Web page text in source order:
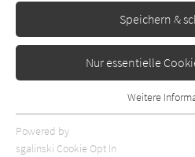
Speichern &
Nur essentielle
Essentielle Cookies werden für
Webseite benötigt. Dadurch ist
Weitere
Powered by
sgalinski Cookie Opt In